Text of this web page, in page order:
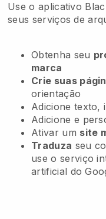
Use o aplicativo
seus serviços de
Obtenha seu
marca
Crie suas
orientação
Adicione texto,
Adicione e
Ativar um site
Traduza seu
use o serviço
artificial do